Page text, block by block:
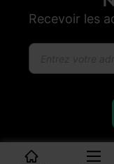
Recevoir les